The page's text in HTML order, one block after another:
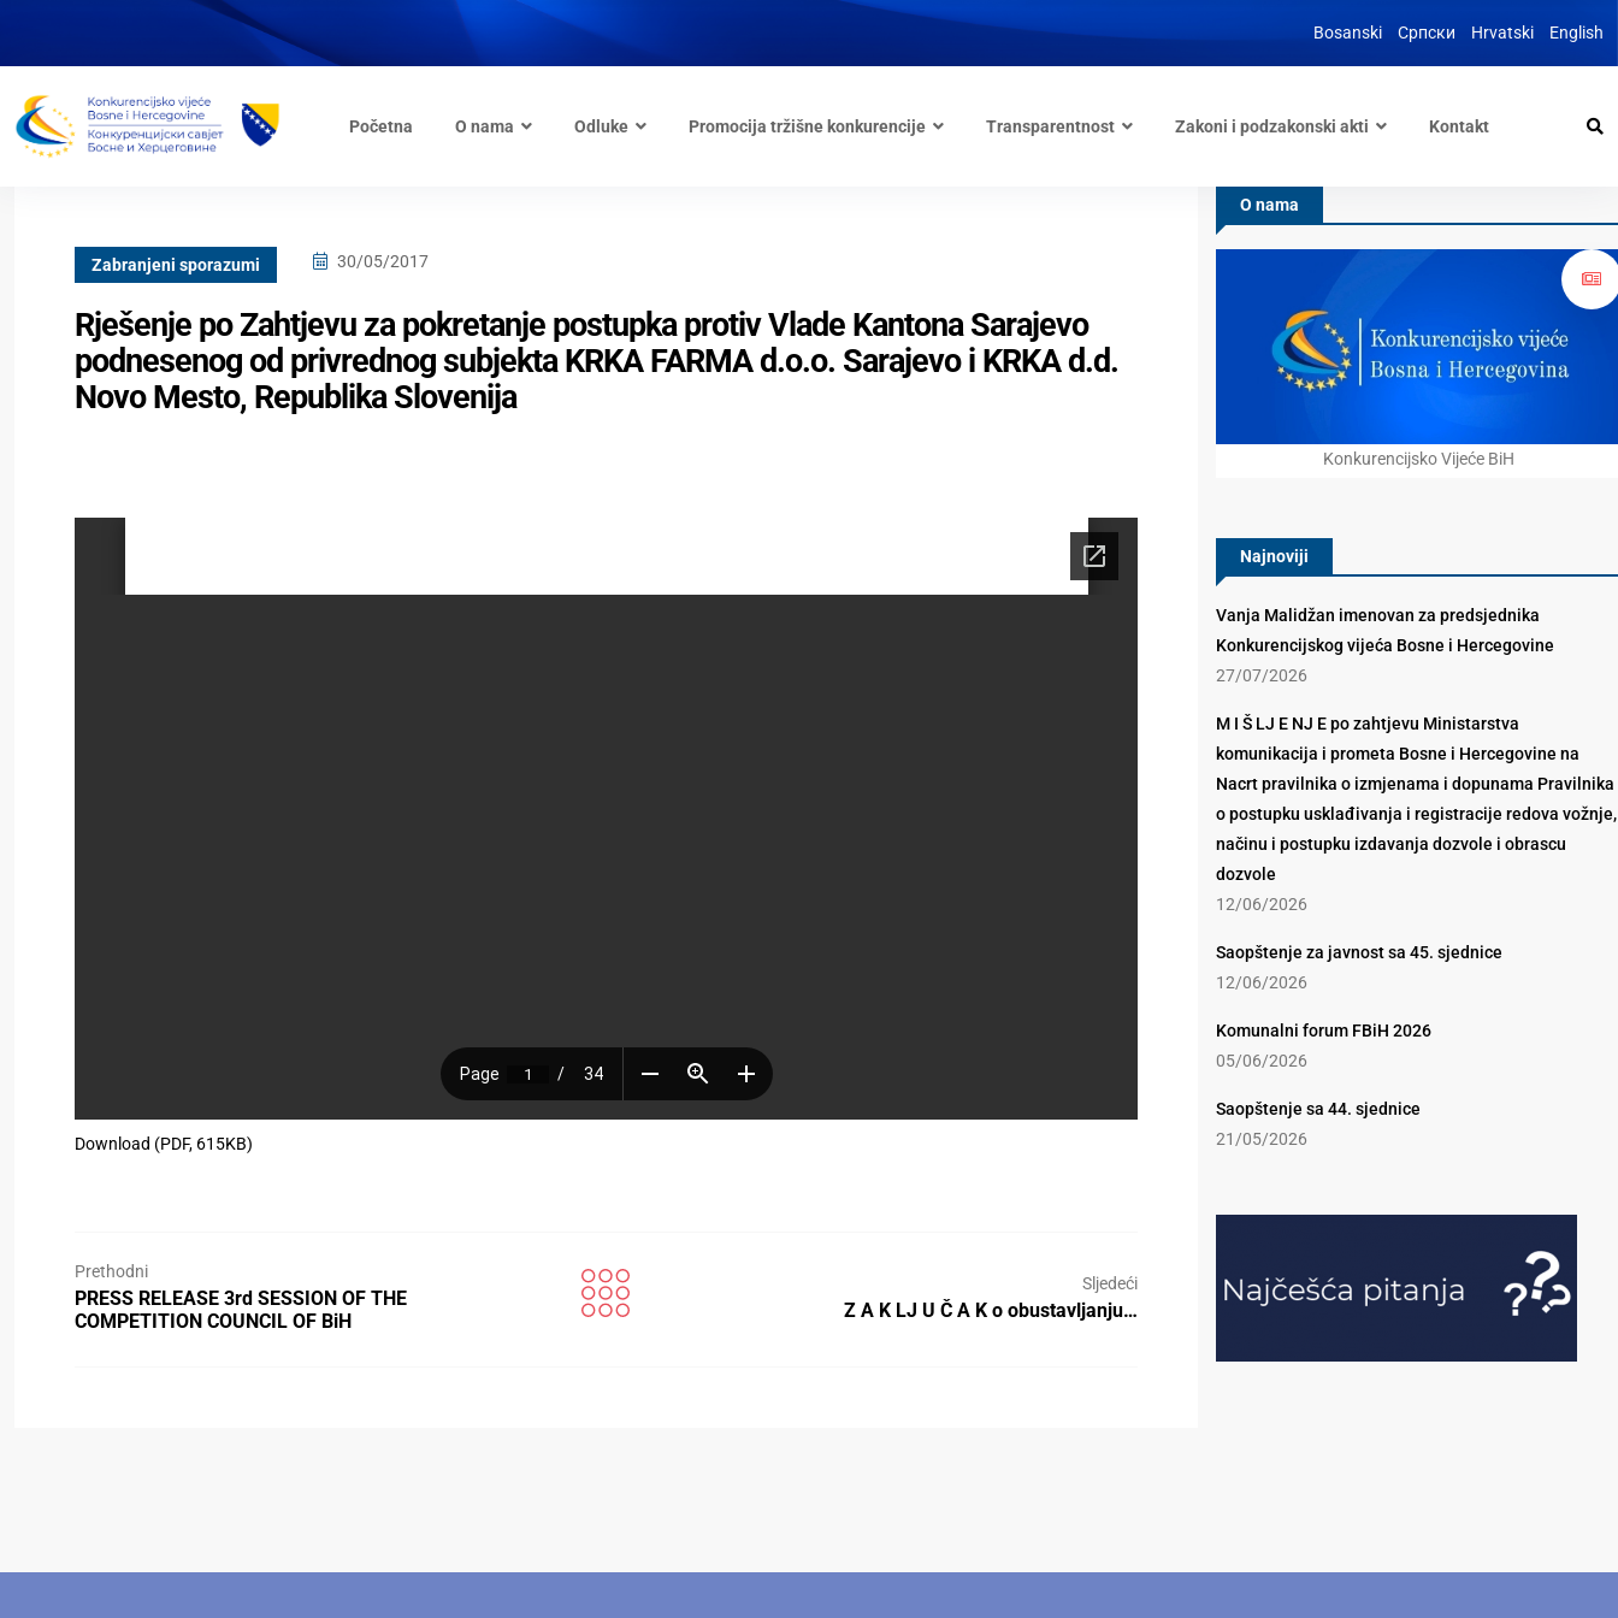
Bosanski Српски Hrvatski English
Početna O nama Odluke Promocija tržišne konkurencije Transparentnost Zakoni i podzakonski akti Kontakt
Zabranjeni sporazumi 30/05/2017
Rješenje po Zahtjevu za pokretanje postupka protiv Vlade Kantona Sarajevo
podnesenog od privrednog subjekta KRKA FARMA d.o.o. Sarajevo i KRKA d.d.
Novo Mesto, Republika Slovenija
Download (PDF, 615KB)
Prethodni
PRESS RELEASE 3rd SESSION OF THE
COMPETITION COUNCIL OF BiH
Sljedeći
Z A K LJ U Č A K o obustavljanju…
O nama
Konkurencijsko Vijeće BiH
Najnoviji
Vanja Malidžan imenovan za predsjednika
Konkurencijskog vijeća Bosne i Hercegovine
27/07/2026
M I Š LJ E NJ E po zahtjevu Ministarstva
komunikacija i prometa Bosne i Hercegovine na
Nacrt pravilnika o izmjenama i dopunama Pravilnika
o postupku usklađivanja i registracije redova vožnje,
načinu i postupku izdavanja dozvole i obrascu
dozvole
12/06/2026
Saopštenje za javnost sa 45. sjednice
12/06/2026
Komunalni forum FBiH 2026
05/06/2026
Saopštenje sa 44. sjednice
21/05/2026